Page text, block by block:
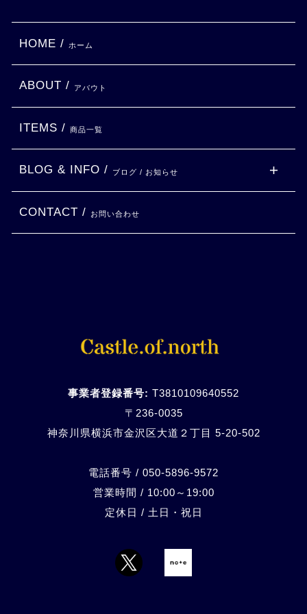
事業者登録番号: T3810109640552
〒236-0035
神奈川県横浜市金沢区大道２丁目 5-20-502
電話番号 / 050-5896-9572
営業時間 / 10:00～19:00
定休日 / 土日・祝日
HOME / ホーム
ABOUT / アバウト
ITEMS / 商品一覧
BLOG & INFO / ブログ / お知らせ
CONTACT / お問い合わせ